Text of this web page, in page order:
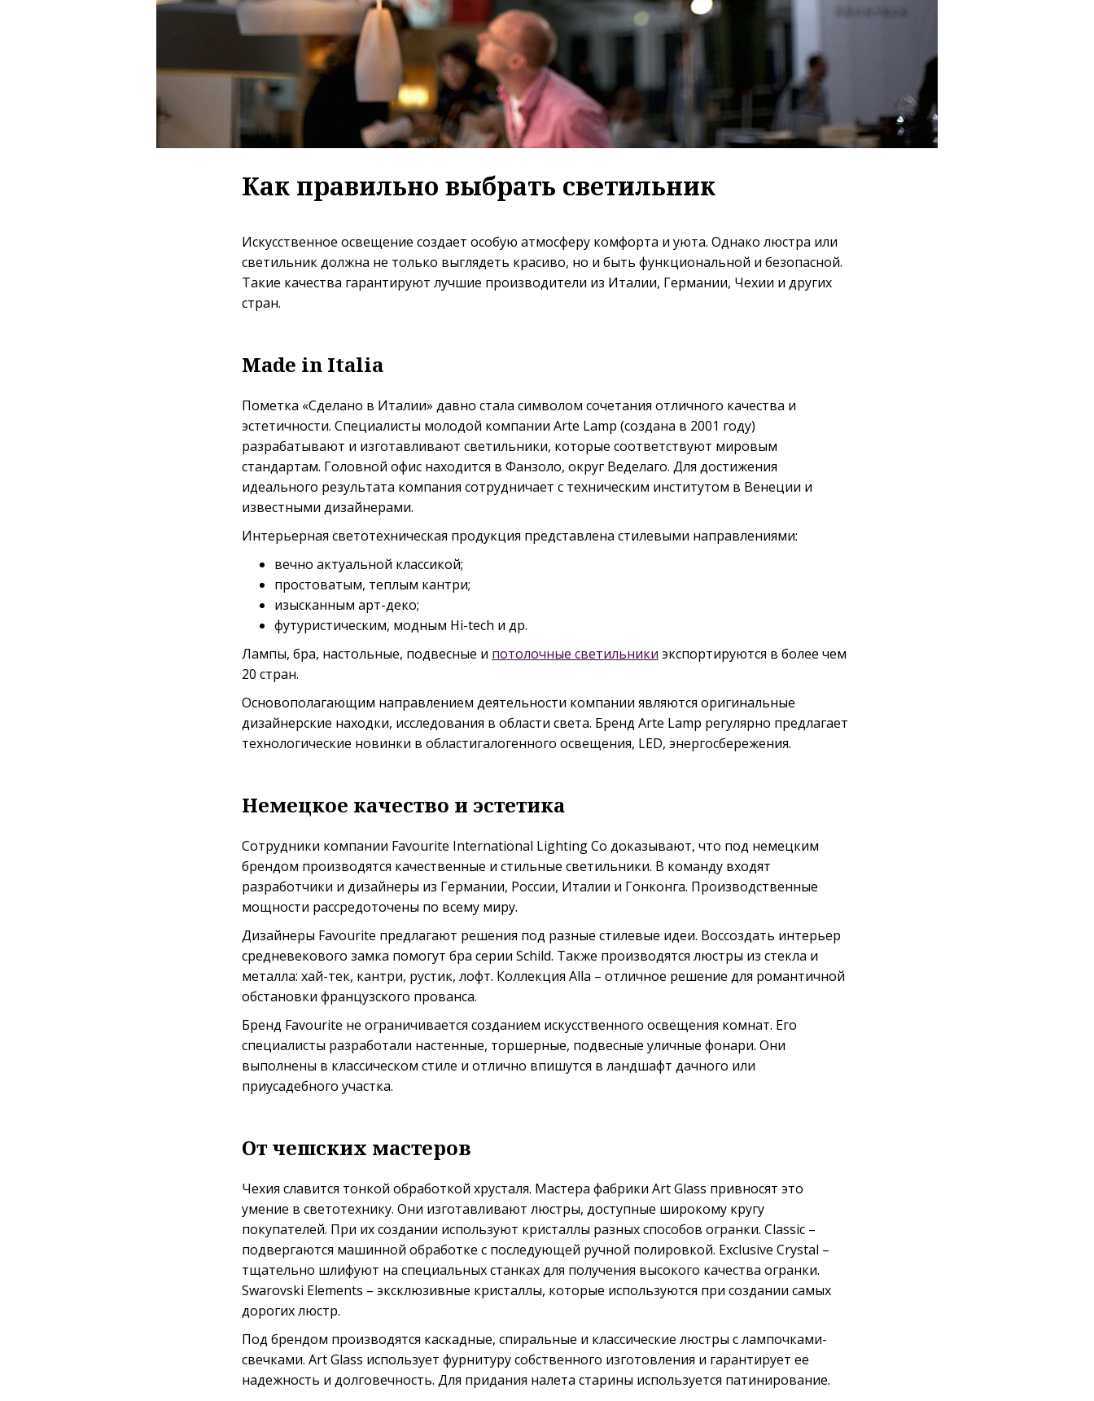
Как правильно выбрать светильник
Искусственное освещение создает особую атмосферу комфорта и уюта. Однако люстра или
светильник должна не только выглядеть красиво, но и быть функциональной и безопасной.
Такие качества гарантируют лучшие производители из Италии, Германии, Чехии и других
стран.
Made in Italia
Пометка «Сделано в Италии» давно стала символом сочетания отличного качества и
эстетичности. Специалисты молодой компании Arte Lamp (создана в 2001 году)
разрабатывают и изготавливают светильники, которые соответствуют мировым
стандартам. Головной офис находится в Фанзоло, округ Веделаго. Для достижения
идеального результата компания сотрудничает с техническим институтом в Венеции и
известными дизайнерами.
Интерьерная светотехническая продукция представлена стилевыми направлениями:
вечно актуальной классикой;
простоватым, теплым кантри;
изысканным арт-деко;
футуристическим, модным Hi-tech и др.
Лампы, бра, настольные, подвесные и потолочные светильники экспортируются в более чем
20 стран.
Основополагающим направлением деятельности компании являются оригинальные
дизайнерские находки, исследования в области света. Бренд Arte Lamp регулярно предлагает
технологические новинки в областигалогенного освещения, LED, энергосбережения.
Немецкое качество и эстетика
Сотрудники компании Favourite International Lighting Co доказывают, что под немецким
брендом производятся качественные и стильные светильники. В команду входят
разработчики и дизайнеры из Германии, России, Италии и Гонконга. Производственные
мощности рассредоточены по всему миру.
Дизайнеры Favourite предлагают решения под разные стилевые идеи. Воссоздать интерьер
средневекового замка помогут бра серии Schild. Также производятся люстры из стекла и
металла: хай-тек, кантри, рустик, лофт. Коллекция Alla – отличное решение для романтичной
обстановки французского прованса.
Бренд Favourite не ограничивается созданием искусственного освещения комнат. Его
специалисты разработали настенные, торшерные, подвесные уличные фонари. Они
выполнены в классическом стиле и отлично впишутся в ландшафт дачного или
приусадебного участка.
От чешских мастеров
Чехия славится тонкой обработкой хрусталя. Мастера фабрики Art Glass привносят это
умение в светотехнику. Они изготавливают люстры, доступные широкому кругу
покупателей. При их создании используют кристаллы разных способов огранки. Classic –
подвергаются машинной обработке с последующей ручной полировкой. Exclusive Crystal –
тщательно шлифуют на специальных станках для получения высокого качества огранки.
Swarovski Elements – эксклюзивные кристаллы, которые используются при создании самых
дорогих люстр.
Под брендом производятся каскадные, спиральные и классические люстры с лампочками-
свечками. Art Glass использует фурнитуру собственного изготовления и гарантирует ее
надежность и долговечность. Для придания налета старины используется патинирование.